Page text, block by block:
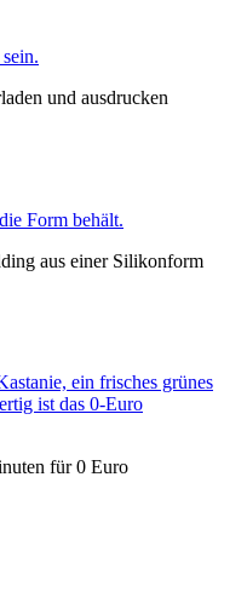
und ausdrucken
Form behält.
aus einer Silikonform
ein frisches grünes
ist das 0-Euro
für 0 Euro